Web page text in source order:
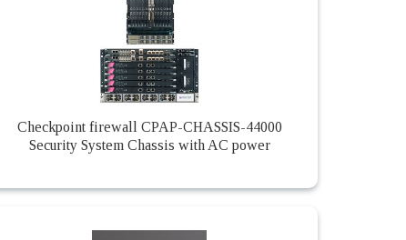
Checkpoint firewall CPAP-CHASSIS-44000
Security System Chassis with AC power